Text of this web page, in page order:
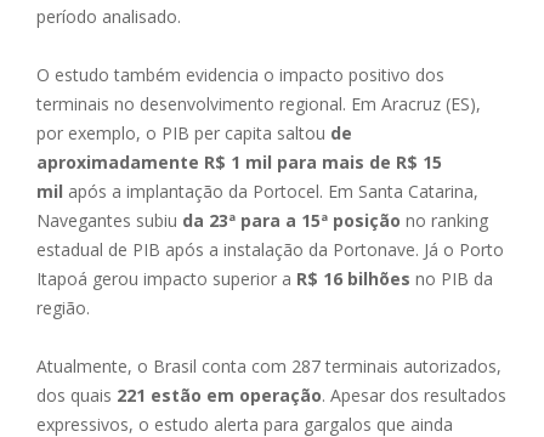
período analisado.
O estudo também evidencia o impacto positivo dos
terminais no desenvolvimento regional. Em Aracruz (ES),
por exemplo, o PIB per capita saltou de
aproximadamente R$ 1 mil para mais de R$ 15
mil após a implantação da Portocel. Em Santa Catarina,
Navegantes subiu da 23ª para a 15ª posição no ranking
estadual de PIB após a instalação da Portonave. Já o Porto
Itapoá gerou impacto superior a R$ 16 bilhões no PIB da
região.
Atualmente, o Brasil conta com 287 terminais autorizados,
dos quais 221 estão em operação. Apesar dos resultados
expressivos, o estudo alerta para gargalos que ainda